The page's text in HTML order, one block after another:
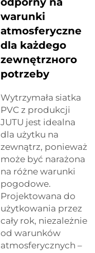
warunki
atmosferyczne
dla każdego
zewnętrzного
potrzeby
Wytrzymała siatka
PVC z produkcji
JUTU jest idealna
dla użytku na
zewnątrz, ponieważ
może być narażona
na różne warunki
pogodowe.
Projektowana do
użytkowania przez
cały rok, niezależnie
od warunków
atmosferycznych –